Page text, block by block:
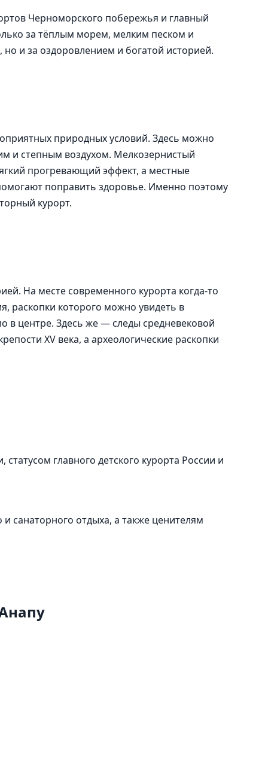
Черноморского побережья и главный
за тёплым морем, мелким песком и
и за оздоровлением и богатой историей.
природных условий. Здесь можно
и степным воздухом. Мелкозернистый
прогревающий эффект, а местные
поправить здоровье. Именно поэтому
курорт.
На месте современного курорта когда-то
раскопки которого можно увидеть в
в центре. Здесь же — следы средневековой
XV века, а археологические раскопки
главного детского курорта России и
санаторного отдыха, а также ценителям